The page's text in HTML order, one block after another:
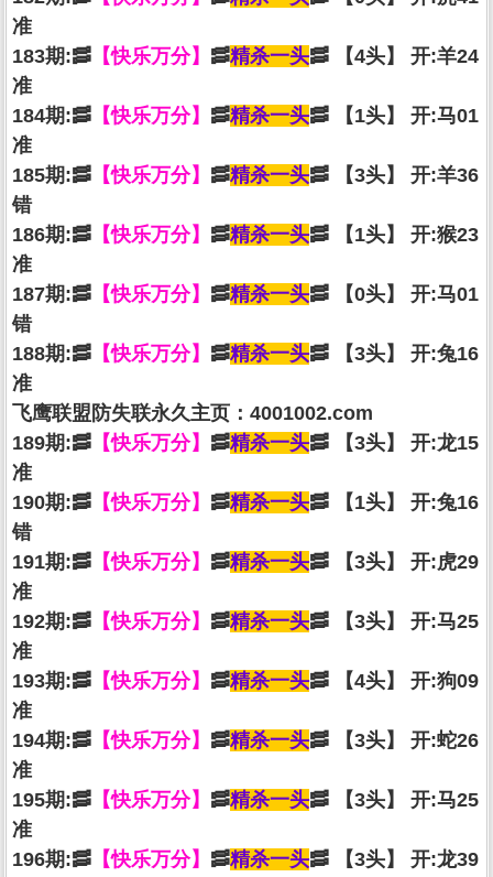
准
183期:🥓【快乐万分】 🥓精杀一头🥓 【4头】 开:羊24
准
184期:🥓【快乐万分】 🥓精杀一头🥓 【1头】 开:马01
准
185期:🥓【快乐万分】 🥓精杀一头🥓 【3头】 开:羊36
错
186期:🥓【快乐万分】 🥓精杀一头🥓 【1头】 开:猴23
准
187期:🥓【快乐万分】 🥓精杀一头🥓 【0头】 开:马01
错
188期:🥓【快乐万分】 🥓精杀一头🥓 【3头】 开:兔16
准
飞鹰联盟防失联永久主页：4001002.com
189期:🥓【快乐万分】 🥓精杀一头🥓 【3头】 开:龙15
准
190期:🥓【快乐万分】 🥓精杀一头🥓 【1头】 开:兔16
错
191期:🥓【快乐万分】 🥓精杀一头🥓 【3头】 开:虎29
准
192期:🥓【快乐万分】 🥓精杀一头🥓 【3头】 开:马25
准
193期:🥓【快乐万分】 🥓精杀一头🥓 【4头】 开:狗09
准
194期:🥓【快乐万分】 🥓精杀一头🥓 【3头】 开:蛇26
准
195期:🥓【快乐万分】 🥓精杀一头🥓 【3头】 开:马25
准
196期:🥓【快乐万分】 🥓精杀一头🥓 【3头】 开:龙39